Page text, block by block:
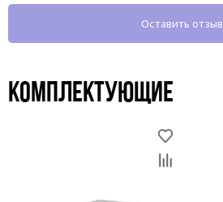
Оставить отзыв
Комплектующие